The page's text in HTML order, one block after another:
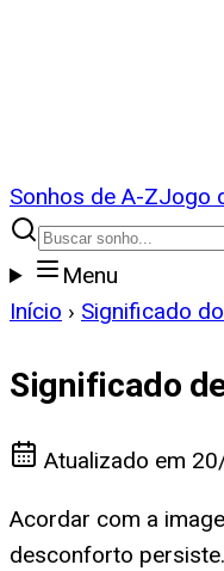
Sonhos de A-ZJogo
Menu
Início › Significado
Significado
Atualizado em
Acordar com a
desconforto